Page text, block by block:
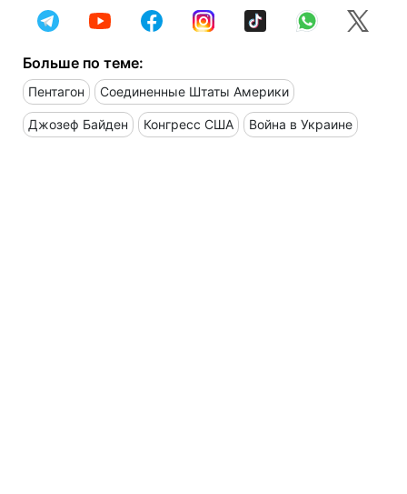
Больше по теме:
Пентагон Соединенные Штаты Америки
Джозеф Байден Конгресс США Война в Украине